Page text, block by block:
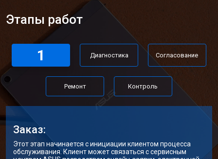
Этапы работ
1 Диагностика Согласование
Ремонт Контроль
Заказ:
Этот этап начинается с инициации клиентом процесса
обслуживания. Клиент может связаться с сервисным